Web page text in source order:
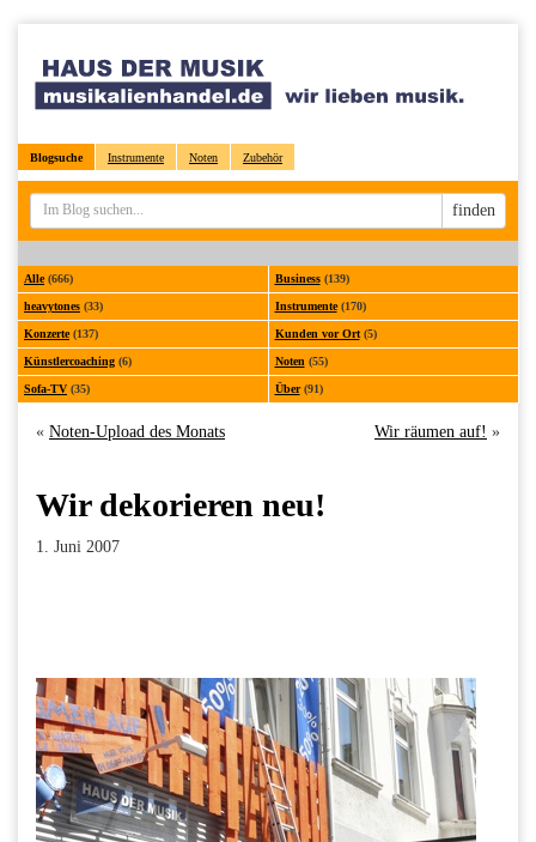
Blogsuche Instrumente Noten Zubehör
Sucheingabe
finden
Alle(666) Business(139)
heavytones (33) Instrumente(170)
Konzerte(137) Kunden vor Ort(5)
Künstlercoaching (6) Noten (55)
Sofa-TV (35) Über(91)
« Noten-Upload des Monats Wir räumen auf! »
Wir dekorieren neu!
1. Juni 2007